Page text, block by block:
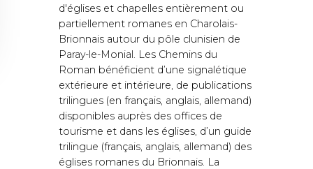
d'églises et chapelles entièrement ou
partiellement romanes en Charolais-
Brionnais autour du pôle clunisien de
Paray-le-Monial. Les Chemins du
Roman bénéficient d’une signalétique
extérieure et intérieure, de publications
trilingues (en français, anglais, allemand)
disponibles auprès des offices de
tourisme et dans les églises, d’un guide
trilingue (français, anglais, allemand) des
églises romanes du Brionnais. La